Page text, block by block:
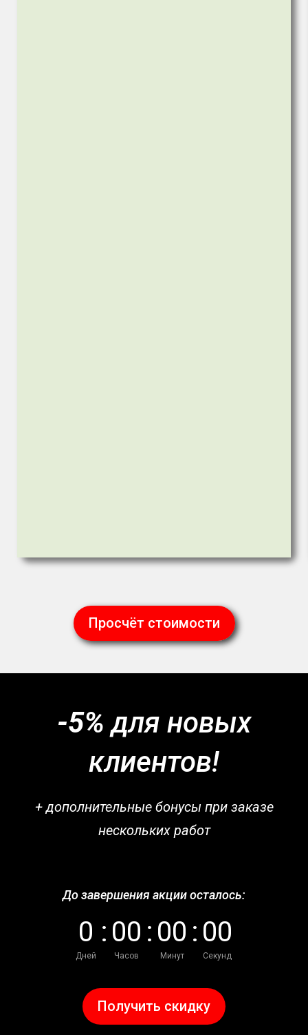
Просчёт стоимости
-5% для новых
клиентов!
+ дополнительные бонусы при заказе
нескольких работ
До завершения акции осталось:
0
Дней
: 00
Часов
: 00
Минут
: 00
Секунд
Получить скидку